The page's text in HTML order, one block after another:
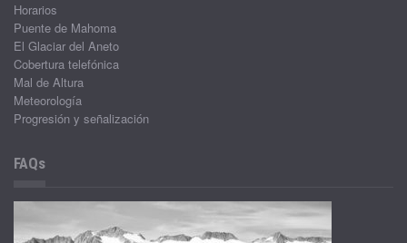
Horarios
Puente de Mahoma
El Glaciar del Aneto
Cobertura telefónica
Mal de Altura
Meteorología
Progresión y señalización
FAQs